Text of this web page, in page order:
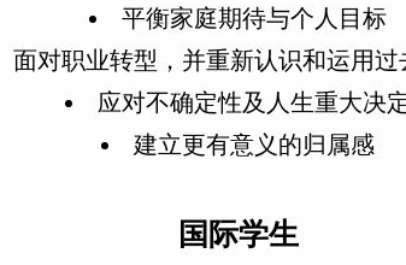
平衡家庭期待与个人目标
面对职业转型，并重新认识和运用过
应对不确定性及人生重大决
建立更有意义的归属感
国际学生